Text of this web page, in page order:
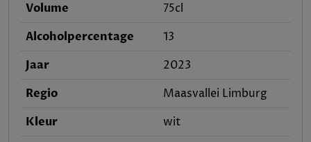
Volume
75cl
Alcoholpercentage
13
Jaar
2023
Regio
Maasvallei Limburg
Kleur
wit